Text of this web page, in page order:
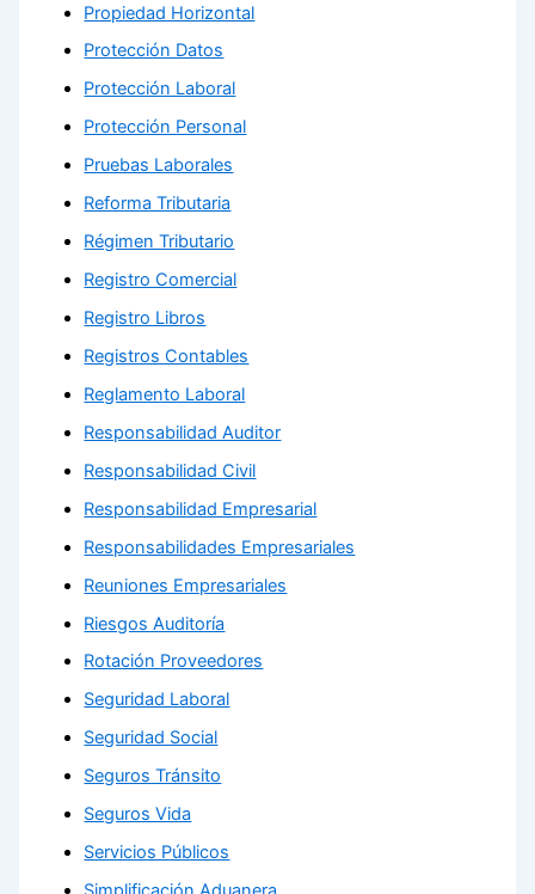
Propiedad Horizontal
Protección Datos
Protección Laboral
Protección Personal
Pruebas Laborales
Reforma Tributaria
Régimen Tributario
Registro Comercial
Registro Libros
Registros Contables
Reglamento Laboral
Responsabilidad Auditor
Responsabilidad Civil
Responsabilidad Empresarial
Responsabilidades Empresariales
Reuniones Empresariales
Riesgos Auditoría
Rotación Proveedores
Seguridad Laboral
Seguridad Social
Seguros Tránsito
Seguros Vida
Servicios Públicos